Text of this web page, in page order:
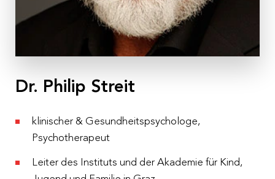
Modul 2: 29. – 31.07.2022
Modul 3: 21. – 23.10.2022
jeweils von 9:00 – 18:00 Uhr
Schloss Goldegg, Hofmark 1, 5622 Goldegg
Kosten
€ 1.335,– pro Person inkl. 10 % MwSt.
Kosten für Zertifizierung: € 60,–
Dr. Philip Streit
klinischer & Gesundheitspsychologe,
Psychotherapeut
Leiter des Instituts und der Akademie für Kind,